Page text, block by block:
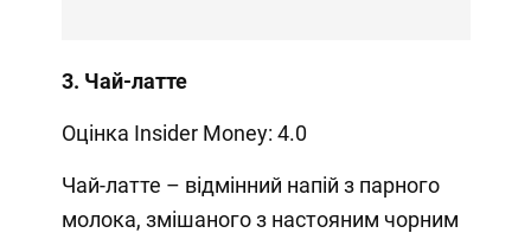
3. Чай-латте
Оцінка Insider Money: 4.0
Чай-латте – відмінний напій з парного
молока, змішаного з настояним чорним